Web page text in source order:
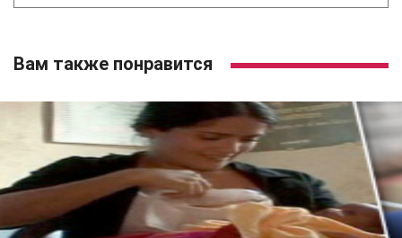
Вам также понравится